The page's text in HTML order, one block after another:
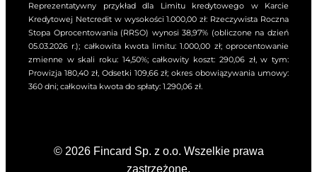
Kredytowego w Okresie
Rozliczeniowym). Odsetki
kapitałowe naliczane są w
maksymalnej wysokości
odsetek kapitałowych
określonych w art. 359§2(1)
ustawowych. Na dzień zawarcia
Umowy wysokość odsetek
Reprezentatywny przykład dla Limitu kredytowego w Karcie
Kredytowej Netcredit w wysokości 1.000,00 zł: Rzeczywista Roczna
Stopa Oprocentowania (RRSO) wynosi 38,97% (obliczone na dzień
05.03.2026 r.); całkowita kwota limitu: 1.000,00 zł; oprocentowanie
zmienne w skali roku: 14,50%; całkowity koszt: 290,06 zł, w tym:
Prowizja 180,40 zł, Odsetki 109,66 zł; okres obowiązywania umowy:
360 dni; całkowita kwota do spłaty: 1.290,06 zł.
© 2026 Fincard Sp. z o.o. Wszelkie prawa
zastrzeżone.